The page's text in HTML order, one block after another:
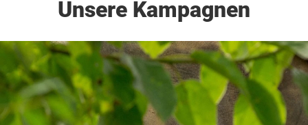
Unsere Kampagnen